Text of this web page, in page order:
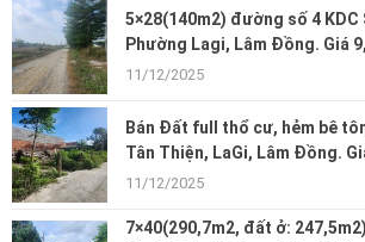
5×28(140m2) đường số 4 KDC
Phường Lagi, Lâm Đồng. Giá
11/12/2025
Bán Đất full thổ cư, hẻm bê
Tân Thiện, LaGi, Lâm Đồng.
11/12/2025
7×40(290,7m2, đất ở: